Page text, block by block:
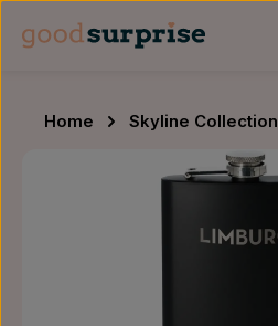
Zum Hauptinhalt springen
Home Skyline Collection